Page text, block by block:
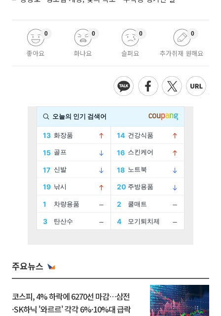
좋아요
0
화나요
0
슬퍼요
0
추가취재 원해요
0
주요뉴스
코스피, 4% 하락에 6270선 마감…삼전
·SK하닉 '와르르' 각각 6%·10%대 급락